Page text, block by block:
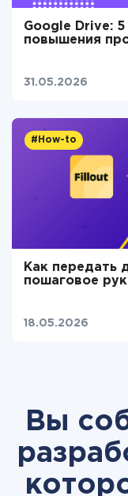
Google Drive:
повышения
31.05.2026
#How-to
Как передать
пошаговое
18.05.2026
Вы